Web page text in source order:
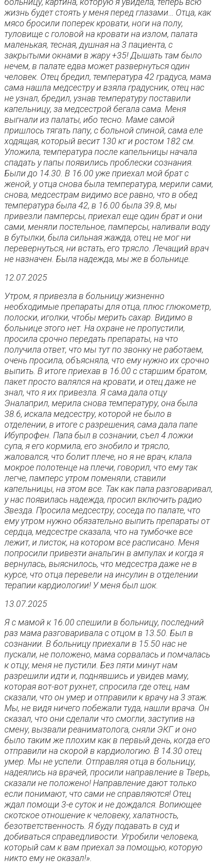
жизнь будет стоять у меня перед глазами… Отца, как
мясо бросили поперек кровати, ноги на полу,
туловище с головой на кровати на излом, палата
маленькая, тесная, душная на 3 пациента, с
закрытыми окнами в жару +35! Дышать там было
нечем, в палате едва может развернуться один
человек. Отец бредил, температура 42 градуса, мама
сама нашла медсестру и взяла градусник, отец нас
не узнал, бредил, узнав температуру поставили
капельницу, за медсестрой бегала сама. Меня
выгнали из палаты, ибо тесно. Маме самой
пришлось тягать папу, с больной спиной, сама еле
ходящая, который весит 130 кг и ростом 182 см.
Уложила, температура после капельницы начала
спадать у папы появились проблески сознания.
Были до 14.30. В 16.00 уже приехал мой брат с
женой, у отца снова была температура, мерили сами,
снова, медсестрам видимо все равно, что в обед
температура была 42, в 16.00 была 39.8, мы
привезли памперсы, приехал еще один брат и они
сами, меняли постельное, памперсы, наливали воду
в бутылки, была сильная жажда, отец не мог ни
перевернуться, ни встать, его трясло. Лечащий врач
не назначен. Была надежда, мы же в больнице.
12.07.2025
Утром, я привезла в больницу жизненно
необходимые препараты для отца, плюс глюкометр,
полоски, иголки, чтобы мерить сахар. Видимо в
больнице этого нет. На охране не пропустили,
просила срочно передать препараты, на что
получила ответ, что мы тут по звонку не работаем,
очень просила, объясняла, что ему нужно их срочно
выпить. В итоге приехав в 16.00 с старшим братом,
пакет просто валялся на кровати, и отец даже не
знал, что я их привезла. Я сама дала отцу
Эналаприл, мерила снова температуру, она была
38.6, искала медсестру, которой не было в
отделении, в итоге с разрешения, сама дала папе
Ибупрофен. Папа был в сознании, съел 4 ложки
супа, я его кормила, его знобило и трясло,
жаловался, что болит плече, но я не врач, клала
мокрое полотенце на плечи, говорил, что ему так
легче, памперс утром поменяли, ставили
капельницы, на этом все. Так как папа разговаривал,
у нас появилась надежда, просил включить радио
Звезда. Просила медсестру, соседа по палате, что
ему утром нужно обязательно выпить препараты от
сердца, медсестре сказала, что на тумбочке все
лежит, и листок, на котором все расписано. Меня
попросили привезти анальгин в ампулах и когда я
вернулась, выяснилось, что медсестра даже не в
курсе, что отца перевели на инсулин в отделении
терапии кардиологии! У меня был шок.
13.07.2025
Я с мамой к 16.00 спешили в больницу, последний
раз мама разговаривала с отцом в 13.50. Был в
сознании. В больницу приехали в 15.50 нас не
пускали, не положено, мама сорвалась и помчалась
к отцу, меня не пустили. Без пяти минут нам
разрешили идти и, поднявшись и увидев маму,
которая вот-вот рухнет, спросила где отец, нам
сказали, что он умер и отправили к врачу на 3 этаж.
Мы, не видя ничего побежали туда, нашли врача. Он
сказал, что они сделали что смогли, заступив на
смену, вызвали реаниматолога, сняли ЭКГ и оно
было таким же плохим как в первый день, когда его
отправили на скорой в кардиологию. В 14.30 отец
умер. Мы не успели. Отправляя отца в больницу,
надеялись на врачей, просили направление в Тверь,
сказали не положено! Направление дают только
если понимают, что сами не справляются! Отец
ждал помощи 3-е суток и не дождался. Вопиющее
скотское отношение к человеку, халатность,
безответственность. Я буду подавать в суд и
добиваться справедливости. Угробили человека,
который сам к вам приехал за помощью, которую
никто ему не оказал!».